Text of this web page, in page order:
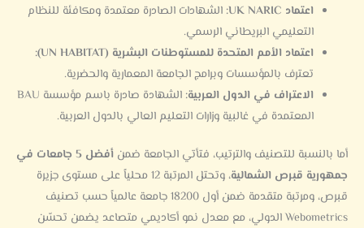
اعتماد UK NARIC:
الشهادات الصادرة معتمدة ومكافئة للنظام
التعليمي البريطاني الرسمي.
اعتماد الأمم المتحدة للمستوطنات البشرية (UN HABITAT):
تعترف بالمؤسسات وبرامج الجامعة المعمارية والحضرية.
الاعتراف في الدول العربية:
الشهادة صادرة باسم مؤسسة BAU
المعتمدة في غالبية وزارات التعليم العالي بالدول العربية.
أما بالنسبة للتصنيف والترتيب، فتأتي الجامعة ضمن
أفضل 5 جامعات في
جمهورية قبرص الشمالية
، وتحتل المرتبة 12 محلياً على مستوى جزيرة
قبرص، ومرتبة متقدمة ضمن أول 18200 جامعة عالمياً حسب تصنيف
Webometrics الدولي، مع معدل نمو أكاديمي متصاعد يضمن تحسّن